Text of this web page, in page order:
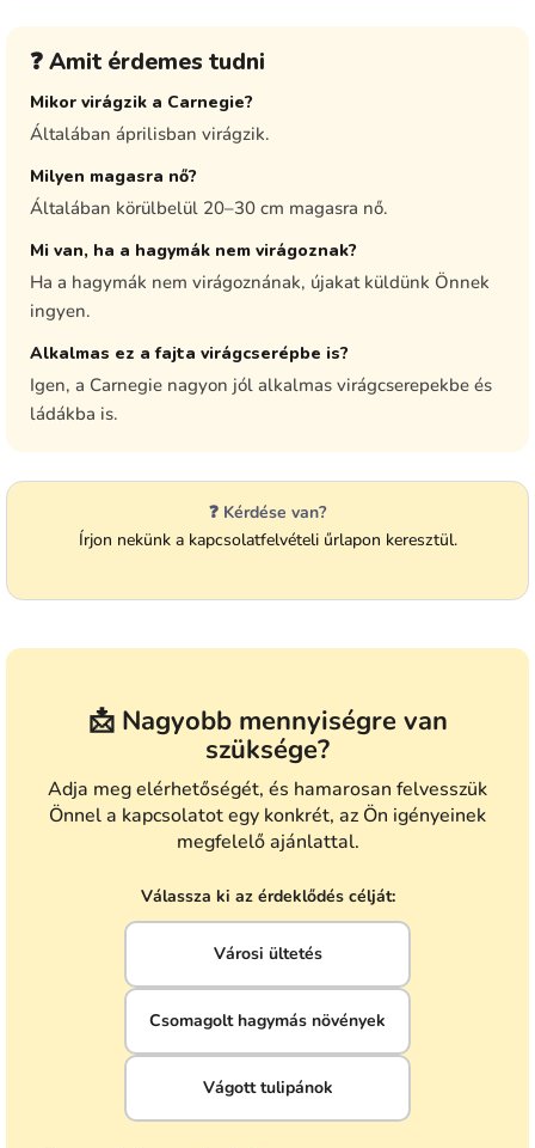
❓ Amit érdemes tudni
Mikor virágzik a Carnegie?
Általában áprilisban virágzik.
Milyen magasra nő?
Általában körülbelül 20–30 cm magasra nő.
Mi van, ha a hagymák nem virágoznak?
Ha a hagymák nem virágoznának, újakat küldünk Önnek
ingyen.
Alkalmas ez a fajta virágcserépbe is?
Igen, a Carnegie nagyon jól alkalmas virágcserepekbe és
ládákba is.
❓ Kérdése van?
Írjon nekünk a kapcsolatfelvételi űrlapon keresztül.
📩 Nagyobb mennyiségre van
szüksége?
Adja meg elérhetőségét, és hamarosan felvesszük
Önnel a kapcsolatot egy konkrét, az Ön igényeinek
megfelelő ajánlattal.
Válassza ki az érdeklődés célját:
Városi ültetés
Csomagolt hagymás növények
Vágott tulipánok